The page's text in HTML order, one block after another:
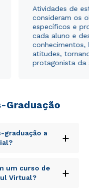
Atividades de
consideram os
específicos e
cada aluno e
conhecimentos,
atitudes,
protagonista da
Graduação
graduação a
+
natus error sit
laudantium,
ab illo inventore
um curso de
Virtual?
+